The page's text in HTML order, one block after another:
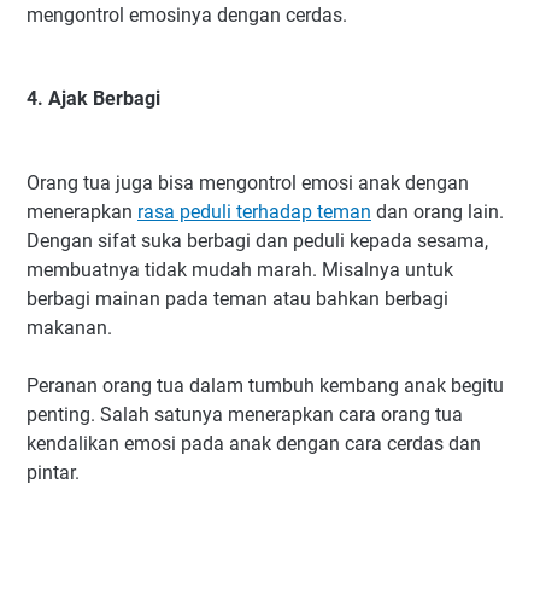
mengontrol emosinya dengan cerdas.
4. Ajak Berbagi
Orang tua juga bisa mengontrol emosi anak dengan
menerapkan rasa peduli terhadap teman dan orang lain.
Dengan sifat suka berbagi dan peduli kepada sesama,
membuatnya tidak mudah marah. Misalnya untuk
berbagi mainan pada teman atau bahkan berbagi
makanan.
Peranan orang tua dalam tumbuh kembang anak begitu
penting. Salah satunya menerapkan cara orang tua
kendalikan emosi pada anak dengan cara cerdas dan
pintar.